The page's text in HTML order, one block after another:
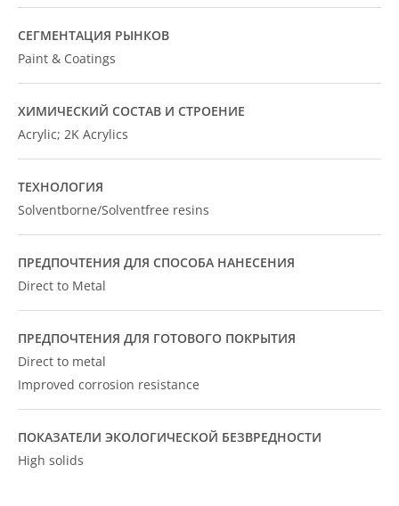
СЕГМЕНТАЦИЯ РЫНКОВ
Paint & Coatings
ХИМИЧЕСКИЙ СОСТАВ И СТРОЕНИЕ
Acrylic; 2K Acrylics
ТЕХНОЛОГИЯ
Solventborne/Solventfree resins
ПРЕДПОЧТЕНИЯ ДЛЯ СПОСОБА НАНЕСЕНИЯ
Direct to Metal
ПРЕДПОЧТЕНИЯ ДЛЯ ГОТОВОГО ПОКРЫТИЯ
Direct to metal
Improved corrosion resistance
ПОКАЗАТЕЛИ ЭКОЛОГИЧЕСКОЙ БЕЗВРЕДНОСТИ
High solids